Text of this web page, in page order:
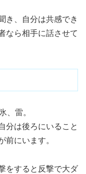
き、自分は共感でき
なら相手に話させて
、雷。
分は後ろにいること
前にいます。
をすると反撃で大ダ